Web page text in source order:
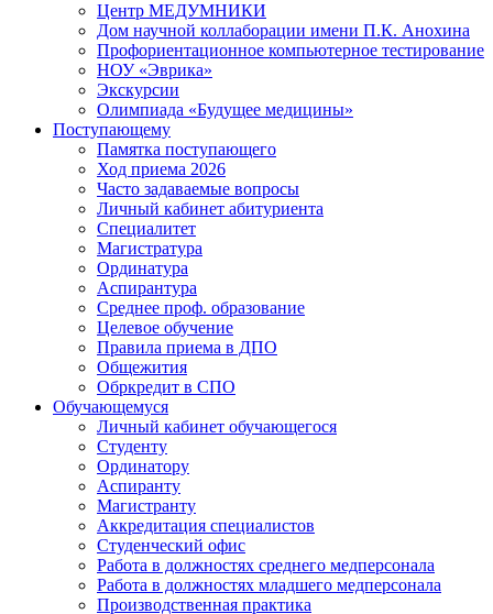
Центр МЕДУМНИКИ
Дом научной коллаборации имени П.К. Анохина
Профориентационное компьютерное тестирование
НОУ «Эврика»
Экскурсии
Олимпиада «Будущее медицины»
Поступающему
Памятка поступающего
Ход приема 2026
Часто задаваемые вопросы
Личный кабинет абитуриента
Специалитет
Магистратура
Ординатура
Аспирантура
Среднее проф. образование
Целевое обучение
Правила приема в ДПО
Общежития
Обркредит в СПО
Обучающемуся
Личный кабинет обучающегося
Студенту
Ординатору
Аспиранту
Магистранту
Аккредитация специалистов
Студенческий офис
Работа в должностях среднего медперсонала
Работа в должностях младшего медперсонала
Производственная практика